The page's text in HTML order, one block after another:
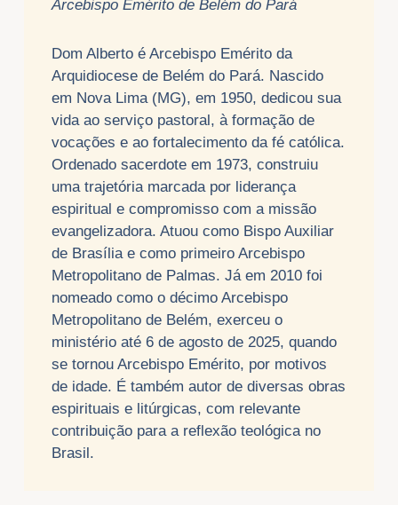
Arcebispo Emérito de Belém do Pará
Dom Alberto é Arcebispo Emérito da
Arquidiocese de Belém do Pará. Nascido
em Nova Lima (MG), em 1950, dedicou sua
vida ao serviço pastoral, à formação de
vocações e ao fortalecimento da fé católica.
Ordenado sacerdote em 1973, construiu
uma trajetória marcada por liderança
espiritual e compromisso com a missão
evangelizadora. Atuou como Bispo Auxiliar
de Brasília e como primeiro Arcebispo
Metropolitano de Palmas. Já em 2010 foi
nomeado como o décimo Arcebispo
Metropolitano de Belém, exerceu o
ministério até 6 de agosto de 2025, quando
se tornou Arcebispo Emérito, por motivos
de idade. É também autor de diversas obras
espirituais e litúrgicas, com relevante
contribuição para a reflexão teológica no
Brasil.